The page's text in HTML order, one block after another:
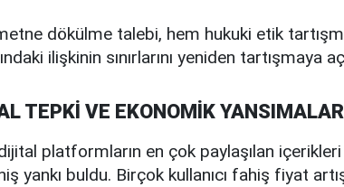
metne dökülme talebi, hem hukuki etik
ilişkinin sınırlarını yeniden tartışmaya
TEPKİ VE EKONOMİK YANSIMALAR
platformların en çok paylaşılan
yankı buldu. Birçok kullanıcı fahiş fiyat